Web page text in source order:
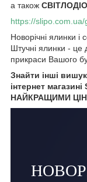
а також
https://
Новорічні ялинки
Штучні ялинки - це
прикраси Вашого
Знайти інші
інтернет магазині
НАЙКРАЩИМИ